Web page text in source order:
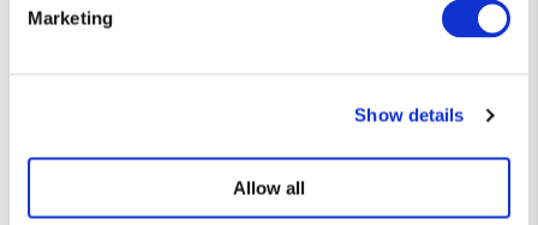
Marketing
Show details
Allow all
Diseños que hablan por ti 👕
Si eres de los que prefiere decirlo sin decir nada… esta es tu
forma de expresarte.